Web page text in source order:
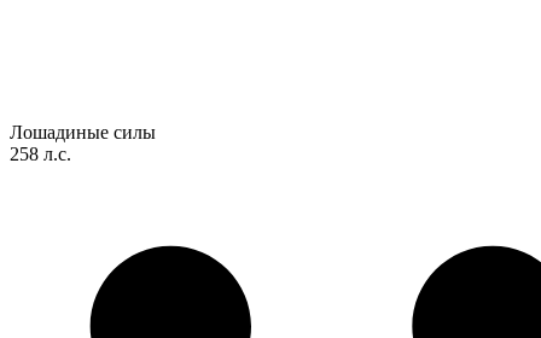
Лошадиные силы
258 л.с.